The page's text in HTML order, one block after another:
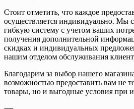
Стоит отметить, что каждое
осуществляется индивидуально. Мы
гибкую систему с учетом ваших
получения дополнительной
скидках и индивидуальных
нашим отделом обслуживания
Благодарим за выбор нашего
возможностью предоставить вам не
товары, но и выгодные условия при